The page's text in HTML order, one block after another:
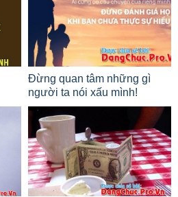
Đừng quan tâm những gì
người ta nói xấu mình!